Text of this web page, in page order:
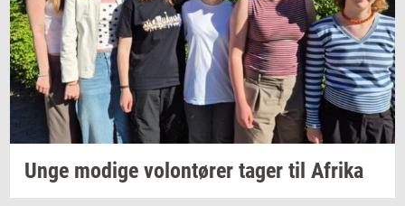
Unge mo­di­ge vo­lontø­rer tager til Afri­ka